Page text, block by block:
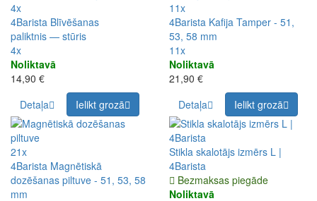
4x
4Barista Blīvēšanas
paliktnis — stūris
4x
Noliktavā
14,90 €
Detaļa
Ielikt grozā
11x
4Barista Kafija Tamper - 51,
53, 58 mm
11x
Noliktavā
21,90 €
Detaļa
Ielikt grozā
21x
4Barista Magnētiskā
dozēšanas piltuve - 51, 53, 58
mm
Stikla skalotājs izmērs L |
4Barista
Bezmaksas piegāde
Noliktavā